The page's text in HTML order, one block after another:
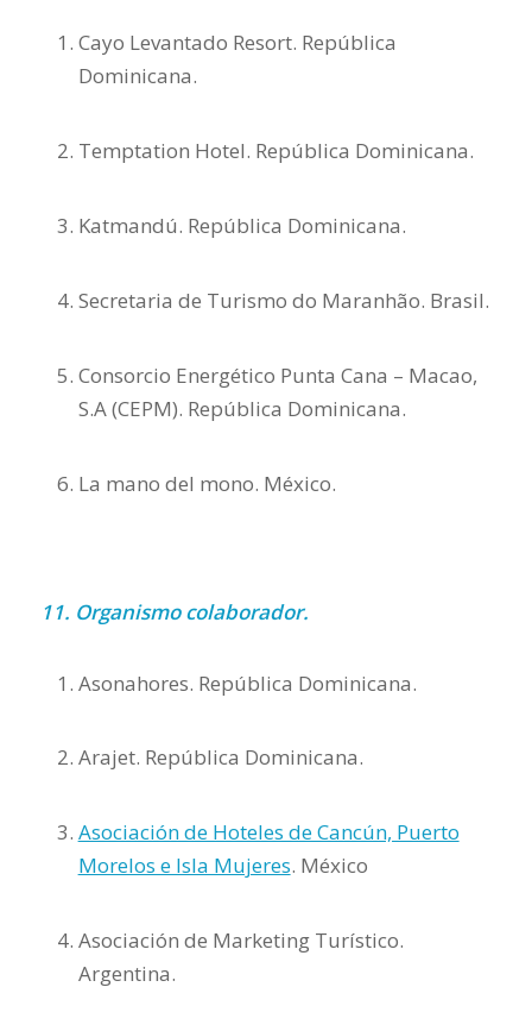
Cayo Levantado Resort. República
Dominicana.
Temptation Hotel. República Dominicana.
Katmandú. República Dominicana.
Secretaria de Turismo do Maranhão. Brasil.
Consorcio Energético Punta Cana – Macao,
S.A (CEPM). República Dominicana.
La mano del mono. México.
11. Organismo colaborador.
Asonahores. República Dominicana.
Arajet. República Dominicana.
Asociación de Hoteles de Cancún, Puerto
Morelos e Isla Mujeres. México
Asociación de Marketing Turístico.
Argentina.